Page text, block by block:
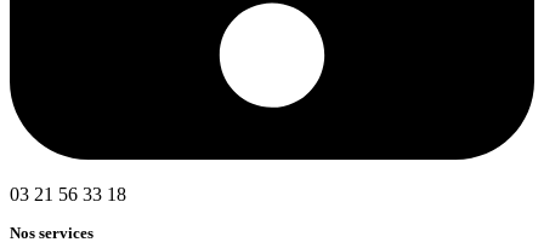
03 21 56 33 18
Nos services